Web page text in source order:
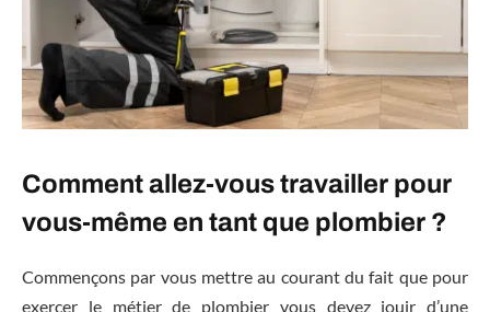
Comment allez-vous travailler pour
vous-même en tant que plombier ?
Commençons par vous mettre au courant du fait que pour
exercer le métier de plombier vous devez jouir d’une